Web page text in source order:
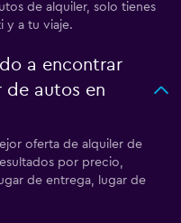
de alquiler, solo tienes
y a tu viaje.
a encontrar
de autos en
oferta de alquiler de
por precio,
de entrega, lugar de